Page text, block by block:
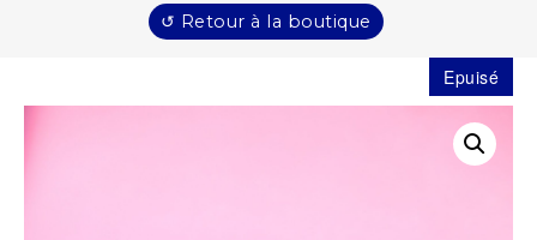
↺ Retour à la boutique
Epuisé